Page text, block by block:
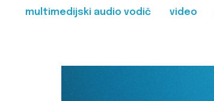
multimedijski audio vodič video